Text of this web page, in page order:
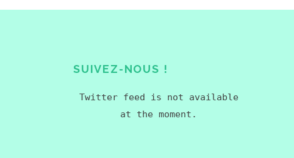
SUIVEZ-NOUS !
Twitter feed is not available
at the moment.